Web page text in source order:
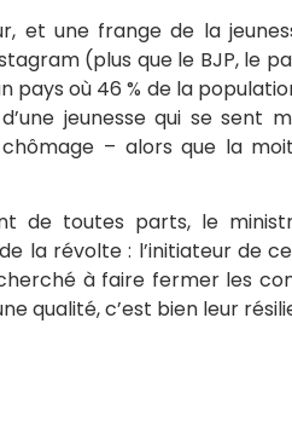
et une frange de la
(plus que le BJP, le
pays où 46 % de la
jeunesse qui se sent
– alors que la
de toutes parts, le
la révolte : l’initiateur de
à faire fermer les
qualité, c’est bien leur